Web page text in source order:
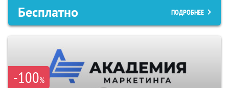
Бесплатно ПОДРОБНЕЕ
-100%